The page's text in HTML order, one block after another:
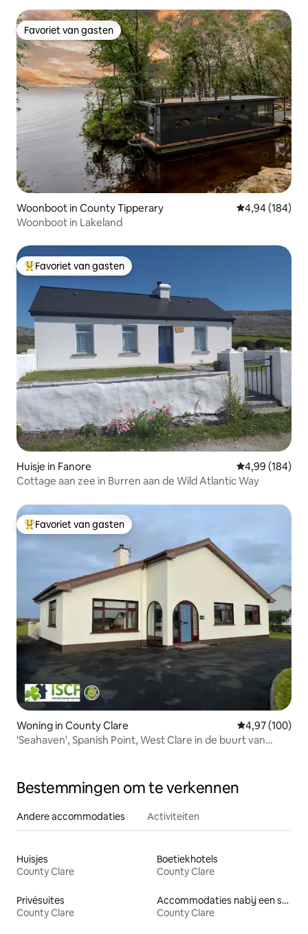
Favoriet van gasten
Favoriet van gasten
Woonboot in County Tipperary Gemiddelde
4,94 (184)
Woonboot in Lakeland
Topfavoriet van gasten
Favoriet van gasten
Huisje in Fanore Gemiddelde
4,99 (184)
Cottage aan zee in Burren aan de Wild Atlantic Way
Topfavoriet van gasten
Favoriet van gasten
Woning in County Clare Gemiddelde
4,97 (100)
'Seahaven', Spanish Point, West Clare in de buurt van
Bestemmingen om te verkennen
Andere accommodaties Activiteiten
Huisjes
County Clare
Boetiekhotels
County Clare
Privésuites
County Clare
Accommodaties nabij een strand
County Clare